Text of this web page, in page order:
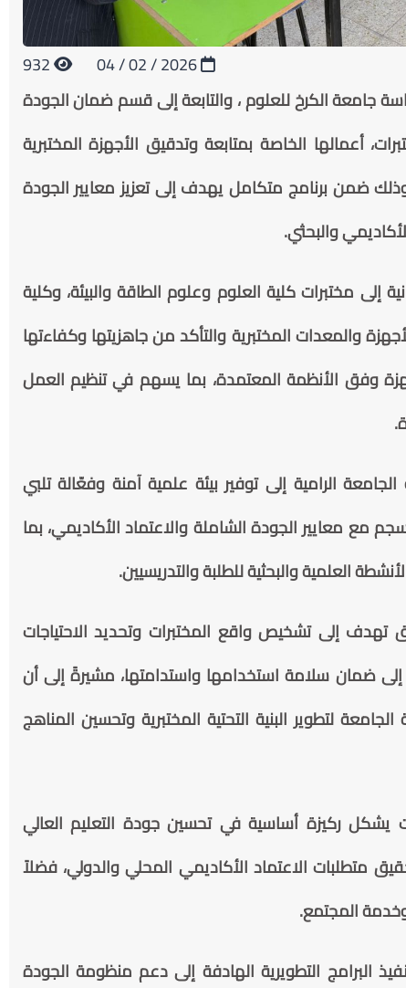
2026 / 02 / 04
جامعة الكرخ للعلوم ، والتابعة إلى قسم ضمان الجودة
أعمالها الخاصة بمتابعة وتدقيق الأجهزة المختبرية
ضمن برنامج متكامل يهدف إلى تعزيز معايير الجودة
والبحثي.
إلى مختبرات كلية العلوم وعلوم الطاقة والبيئة، وكلية
والمعدات المختبرية والتأكد من جاهزيتها وكفاءتها
وفق الأنظمة المعتمدة، بما يسهم في تنظيم العمل
الرامية إلى توفير بيئة علمية آمنة وفعّالة تلبي
مع معايير الجودة الشاملة والاعتماد الأكاديمي، بما
العلمية والبحثية للطلبة والتدريسيين.
تهدف إلى تشخيص واقع المختبرات وتحديد الاحتياجات
ضمان سلامة استخدامها واستدامتها، مشيرةً إلى أن
لتطوير البنية التحتية المختبرية وتحسين المناهج
يشكل ركيزة أساسية في تحسين جودة التعليم العالي
متطلبات الاعتماد الأكاديمي المحلي والدولي، فضلاً
المجتمع.
البرامج التطويرية الهادفة إلى دعم منظومة الجودة